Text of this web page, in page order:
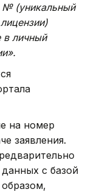
№ (уникальный
в личный
на номер
заявления.
данных с базой